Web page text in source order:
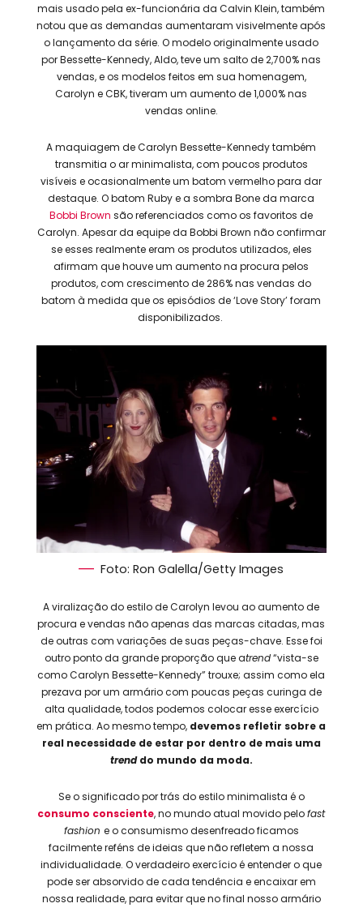
mais usado pela ex-funcionária da Calvin Klein, também
notou que as demandas aumentaram visivelmente após
o lançamento da série. O modelo originalmente usado
por Bessette-Kennedy, Aldo, teve um salto de 2,700% nas
vendas, e os modelos feitos em sua homenagem,
Carolyn e CBK, tiveram um aumento de 1,000% nas
vendas online.
A maquiagem de Carolyn Bessette-Kennedy também
transmitia o ar minimalista, com poucos produtos
visíveis e ocasionalmente um batom vermelho para dar
destaque. O batom Ruby e a sombra Bone da marca
Bobbi Brown são referenciados como os favoritos de
Carolyn. Apesar da equipe da Bobbi Brown não confirmar
se esses realmente eram os produtos utilizados, eles
afirmam que houve um aumento na procura pelos
produtos, com crescimento de 286% nas vendas do
batom à medida que os episódios de ‘Love Story’ foram
disponibilizados.
Foto: Ron Galella/Getty Images
A viralização do estilo de Carolyn levou ao aumento de
procura e vendas não apenas das marcas citadas, mas
de outras com variações de suas peças-chave. Esse foi
outro ponto da grande proporção que atrend“vista-se
como Carolyn Bessette-Kennedy” trouxe; assim como ela
prezava por um armário com poucas peças curinga de
alta qualidade, todos podemos colocar esse exercício
em prática. Ao mesmo tempo, devemos refletir sobre a
real necessidade de estar por dentro de mais uma
trenddo mundo da moda.
Se o significado por trás do estilo minimalista é o
consumo consciente, no mundo atual movido pelofast
fashion e o consumismo desenfreado ficamos
facilmente reféns de ideias que não refletem a nossa
individualidade. O verdadeiro exercício é entender o que
pode ser absorvido de cada tendência e encaixar em
nossa realidade, para evitar que no final nosso armário